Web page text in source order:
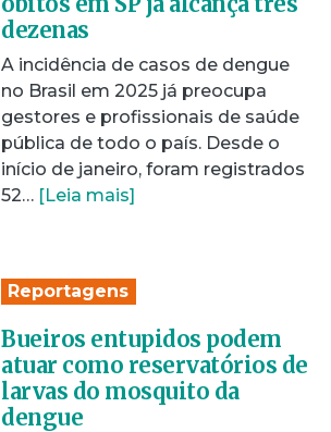
dezenas
A incidência de casos de dengue
no Brasil em 2025 já preocupa
gestores e profissionais de saúde
pública de todo o país. Desde o
início de janeiro, foram registrados
52… [Leia mais]
Reportagens
Bueiros entupidos podem
atuar como reservatórios de
larvas do mosquito da
dengue